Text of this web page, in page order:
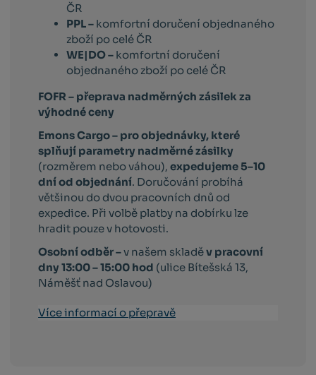
ČR
PPL – komfortní doručení objednaného
zboží po celé ČR
WE|DO – komfortní doručení
objednaného zboží po celé ČR
FOFR – přeprava nadměrných zásilek za
výhodné ceny
Emons Cargo – pro objednávky, které
splňují parametry nadměrné zásilky
(rozměrem nebo váhou),expedujeme 5–10
dní od objednání. Doručování probíhá
většinou do dvou pracovních dnů od
expedice. Při volbě platby na dobírku lze
hradit pouze v hotovosti.
Osobní odběr –v našem skladěv pracovní
dny 13:00 – 15:00 hod (ulice Bítešská 13,
Náměšť nad Oslavou)
Více informací o přepravě